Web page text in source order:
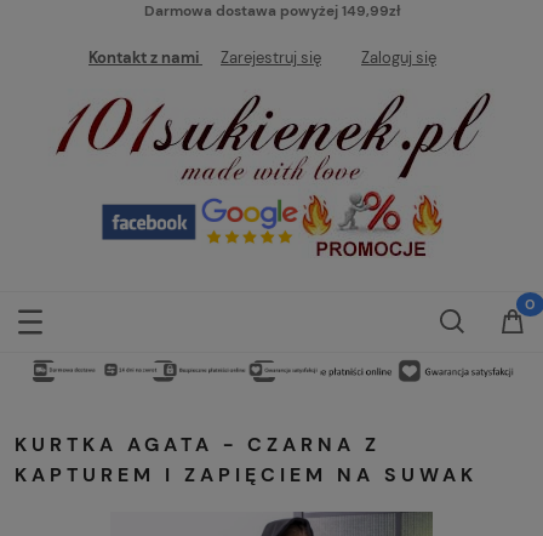
Darmowa dostawa powyżej 149,99zł
Kontakt z nami Zarejestruj się Zaloguj się
KURTKA AGATA - CZARNA Z
KAPTUREM I ZAPIĘCIEM NA SUWAK